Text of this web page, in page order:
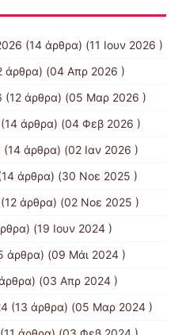
(14 άρθρα) (11 Ιουν 2026 )
άρθρα) (04 Απρ 2026 )
(12 άρθρα) (05 Μαρ 2026 )
(14 άρθρα) (04 Φεβ 2026 )
(14 άρθρα) (02 Ιαν 2026 )
άρθρα) (30 Νοε 2025 )
(12 άρθρα) (02 Νοε 2025 )
(19 Ιουν 2024 )
άρθρα) (09 Μάι 2024 )
(03 Απρ 2024 )
(13 άρθρα) (05 Μαρ 2024 )